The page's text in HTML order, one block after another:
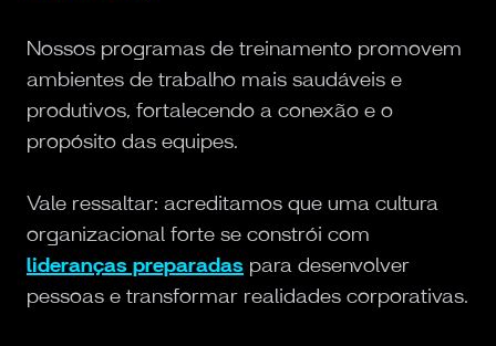
Nossos programas de treinamento promovem
ambientes de trabalho mais saudáveis e
produtivos, fortalecendo a conexão e o
propósito das equipes.
Vale ressaltar: acreditamos que uma cultura
organizacional forte se constrói com
lideranças preparadas para desenvolver
pessoas e transformar realidades corporativas.